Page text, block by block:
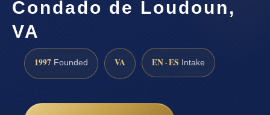
Condado de Loudoun,
VA
1997 Founded VA EN · ES Intake